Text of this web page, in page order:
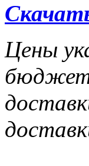
Цены